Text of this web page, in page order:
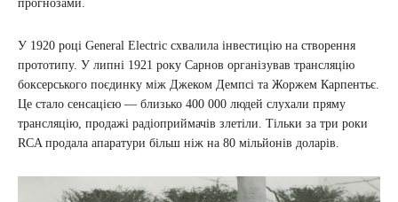
прогнозами.
У 1920 році General Electric схвалила інвестицію на створення
прототипу. У липні 1921 року Сарнов організував трансляцію
боксерського поєдинку між Джеком Демпсі та Жоржем Карпентьє.
Це стало сенсацією — близько 400 000 людей слухали пряму
трансляцію, продажі радіоприймачів злетіли. Тільки за три роки
RCA продала апаратури більш ніж на 80 мільйонів доларів.